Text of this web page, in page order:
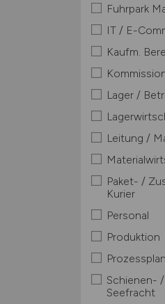
Fuhrpark
IT / E-
Kaufm.
Lager /
Leitung /
Paket- /
Kurier
Personal
Produktion
Schienen-
Seefracht